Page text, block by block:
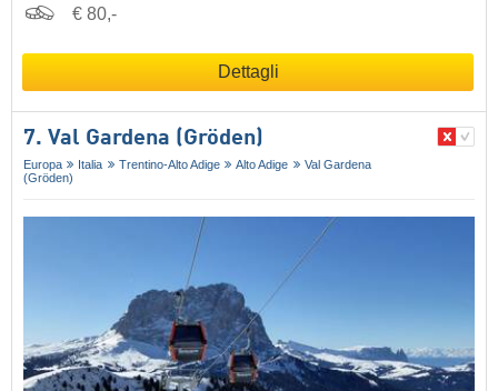
€ 80,-
Dettagli
7. Val Gardena (Gröden)
Europa Italia Trentino-Alto Adige Alto Adige
Val Gardena
(Gröden)